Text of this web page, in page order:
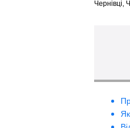
Чернівці,